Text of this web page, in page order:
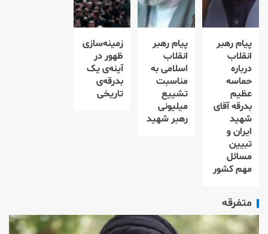
پیام رهبر
انقلاب
درباره
حماسه
عظیم
بدرقه آقای
شهید
ایران و
تبیین
مسائل
مهم کشور
پیام رهبر
انقلاب
اسلامی به
مناسبت
تشییع
میلیونی
رهبر شهید
زمینه‌سازی
ظهور در
آینه‌ی یک
بدرقه‌ی
تاریخی
متفرقه